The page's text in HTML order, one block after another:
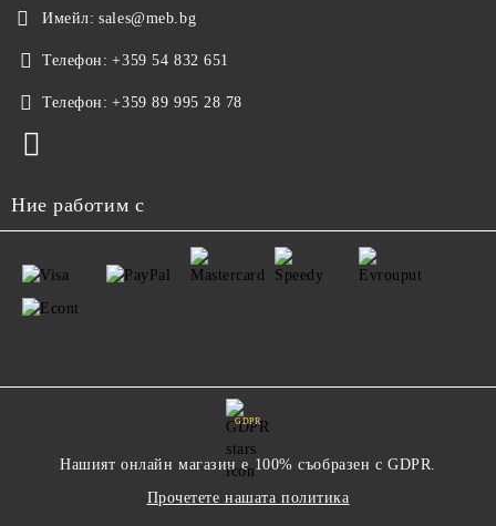
Имейл: sales@meb.bg
Телефон: +359 54 832 651
Телефон: +359 89 995 28 78
Ние работим с
GDPR
Нашият онлайн магазин е 100% съобразен с GDPR.
Прочетете нашата политика